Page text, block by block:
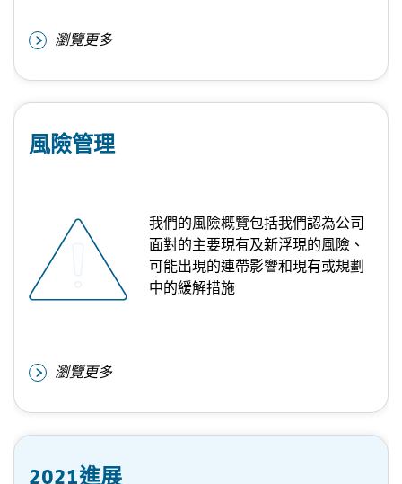
瀏覽更多
風險管理
我們的風險概覽包括我們認為公司
面對的主要現有及新浮現的風險、
可能出現的連帶影響和現有或規劃
中的緩解措施
瀏覽更多
2021進展